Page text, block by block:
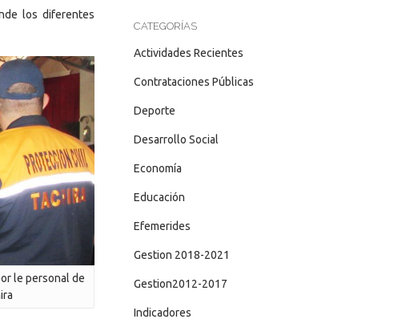
los diferentes
le personal de
CATEGORÍAS
Actividades Recientes
Contrataciones Públicas
Deporte
Desarrollo Social
Economía
Educación
Efemerides
Gestion 2018-2021
Gestion2012-2017
Indicadores